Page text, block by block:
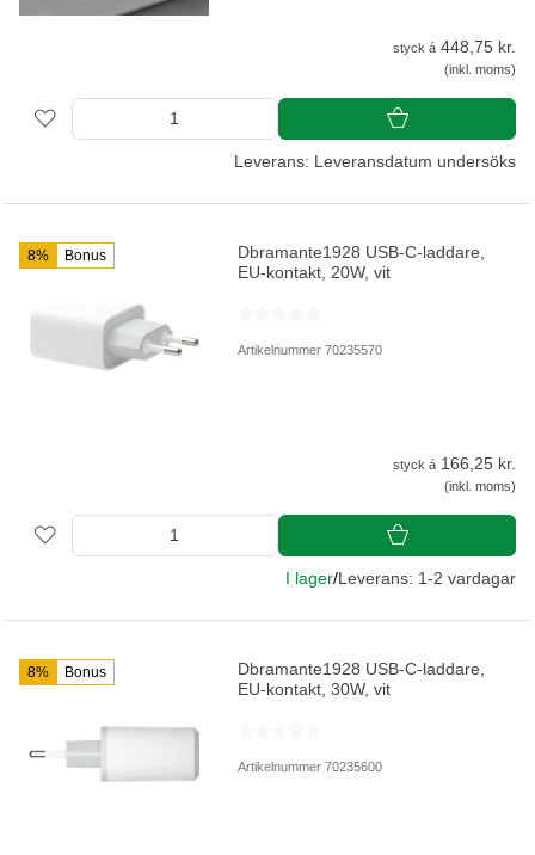
styck á 448,75 kr.
(inkl. moms)
Leverans: Leveransdatum undersöks
8% Bonus
Dbramante1928 USB-C-laddare,
EU-kontakt, 20W, vit
Artikelnummer 70235570
styck á 166,25 kr.
(inkl. moms)
I lager/Leverans: 1-2 vardagar
8% Bonus
Dbramante1928 USB-C-laddare,
EU-kontakt, 30W, vit
Artikelnummer 70235600